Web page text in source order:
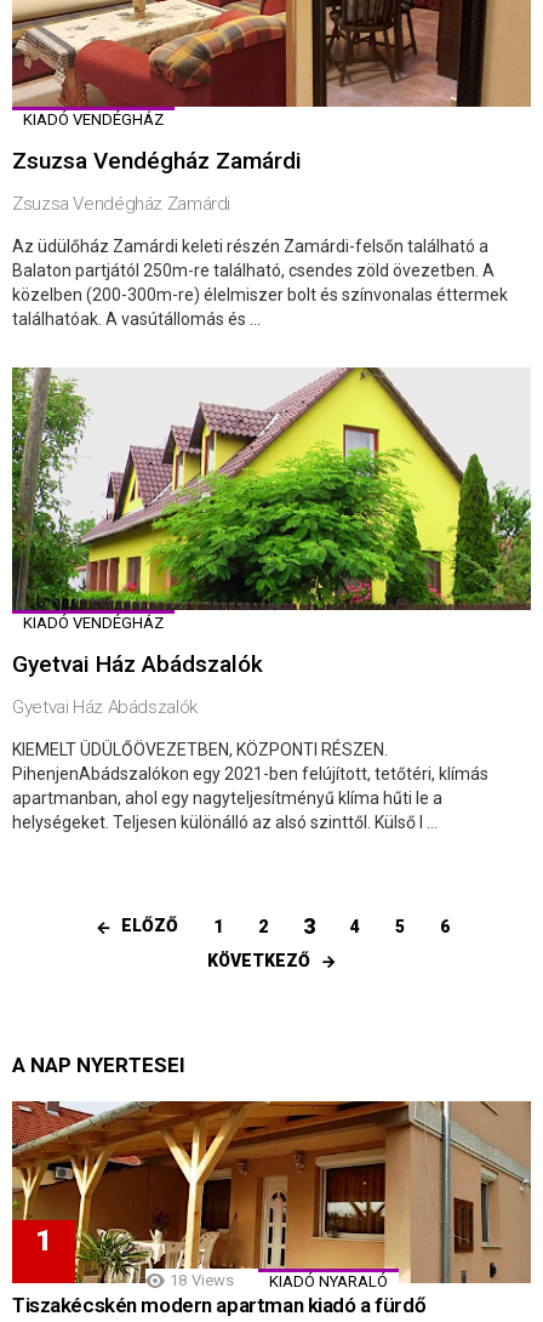
KIADÓ VENDÉGHÁZ
Zsuzsa Vendégház Zamárdi
Zsuzsa Vendégház Zamárdi
Az üdülőház Zamárdi keleti részén Zamárdi-felsőn található a
Balaton partjától 250m-re található, csendes zöld övezetben. A
közelben (200-300m-re) élelmiszer bolt és színvonalas éttermek
találhatóak. A vasútállomás és ...
KIADÓ VENDÉGHÁZ
Gyetvai Ház Abádszalók
Gyetvai Ház Abádszalók
KIEMELT ÜDÜLŐÖVEZETBEN, KÖZPONTI RÉSZEN.
PihenjenAbádszalókon egy 2021-ben felújított, tetőtéri, klímás
apartmanban, ahol egy nagyteljesítményű klíma hűti le a
helységeket. Teljesen különálló az alsó szinttől. Külső l ...
ELŐZŐ 1 2 3 4 5
6
KÖVETKEZŐ
A NAP NYERTESEI
18 Views KIADÓ NYARALÓ
Tiszakécskén modern apartman kiadó a fürdő